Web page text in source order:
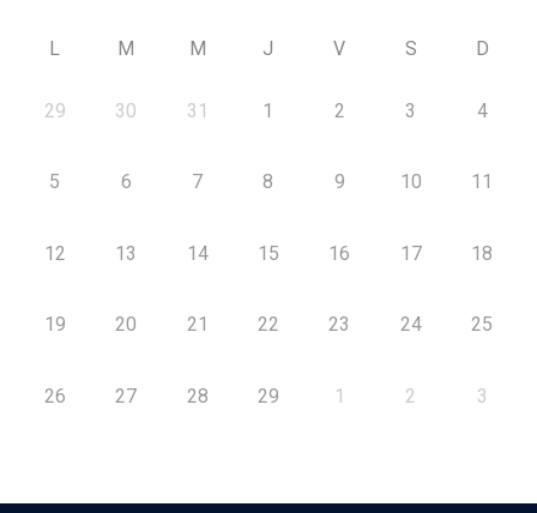
L M M J V S D
29 30 31 1 2 3 4
5 6 7 8 9 10 11
12 13 14 15 16 17 18
19 20 21 22 23 24 25
26 27 28 29 1 2 3